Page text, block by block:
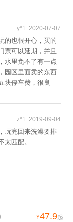
y*1 2020-07-07
的也很开心，买的
票可以延期，并且
水里免不了有一点
园区里面卖的东西
块停车费，很良
强，孩子皮肤晒伤
z*1 2019-09-04
玩完回来洗澡要排
太匹配。
¥47.9起